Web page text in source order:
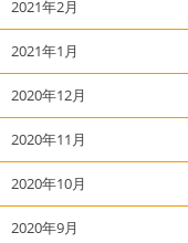
2021年2月
2021年1月
2020年12月
2020年11月
2020年10月
2020年9月